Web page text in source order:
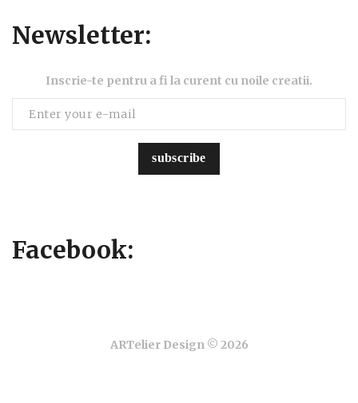
Newsletter:
Inscrie-te pentru a fi la curent cu noile creatii.
subscribe
Facebook:
ARTelier Design © 2026